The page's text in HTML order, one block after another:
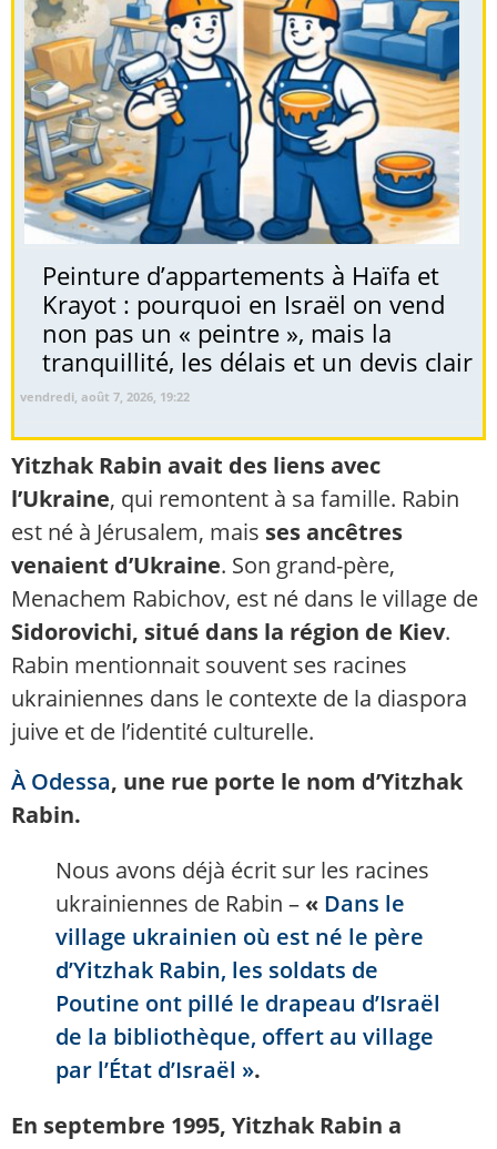
Peinture d’appartements à Haïfa et
Krayot : pourquoi en Israël on vend
non pas un « peintre », mais la
tranquillité, les délais et un devis clair
vendredi, août 7, 2026, 19:22
Yitzhak Rabin avait des liens avec
l’Ukraine, qui remontent à sa famille. Rabin
est né à Jérusalem, mais ses ancêtres
venaient d’Ukraine. Son grand-père,
Menachem Rabichov, est né dans le village de
Sidorovichi, situé dans la région de Kiev.
Rabin mentionnait souvent ses racines
ukrainiennes dans le contexte de la diaspora
juive et de l’identité culturelle.
À Odessa, une rue porte le nom d’Yitzhak
Rabin.
Nous avons déjà écrit sur les racines
ukrainiennes de Rabin – « Dans le
village ukrainien où est né le père
d’Yitzhak Rabin, les soldats de
Poutine ont pillé le drapeau d’Israël
de la bibliothèque, offert au village
par l’État d’Israël ».
En septembre 1995, Yitzhak Rabin a